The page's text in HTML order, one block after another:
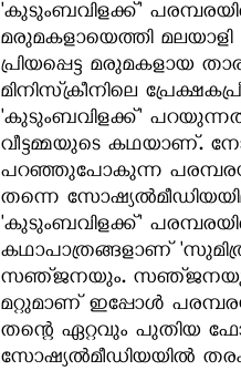
'കുടുംബവിളക്ക്'
മരുമകളായെത്തി
പ്രിയപ്പെട്ട മരുമകളായ
മിനിസ്‌ക്രീനിലെ
'കുടുംബവിളക്ക്'
വീട്ടമ്മയുടെ കഥയാണ്.
പറഞ്ഞുപോകുന്ന
തന്നെ
'കുടുംബവിളക്ക്'
കഥാപാത്രങ്ങളാണ്
സഞ്‍ജനയും.
മറ്റുമാണ് ഇപ്പോള്‍
തന്റെ ഏറ്റവും പുതിയ
സോഷ്യല്‍മീഡിയയില്‍